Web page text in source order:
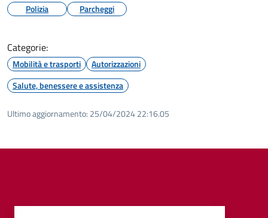
Polizia Parcheggi
Categorie:
Mobilità e trasporti
Autorizzazioni
Salute, benessere e assistenza
Ultimo aggiornamento: 25/04/2024 22:16.05